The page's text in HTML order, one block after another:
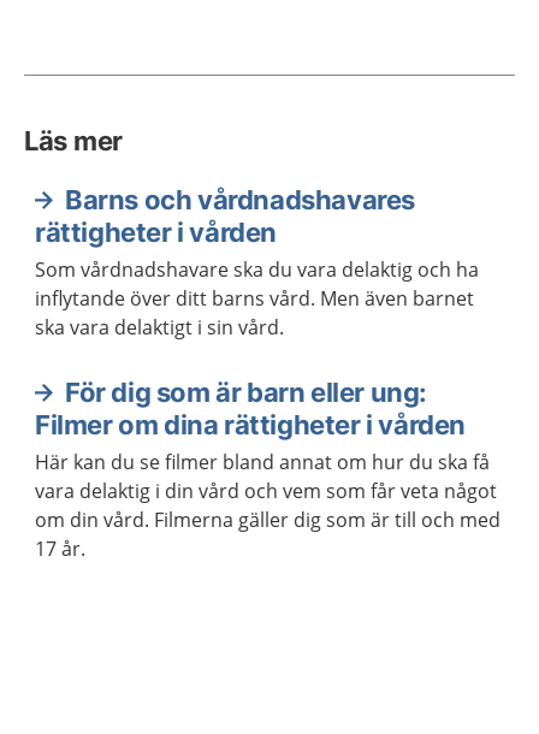
Läs mer
Barns och vårdnadshavares
rättigheter i vården
Som vårdnadshavare ska du vara delaktig och ha
inflytande över ditt barns vård. Men även barnet
ska vara delaktigt i sin vård.
För dig som är barn eller ung:
Filmer om dina rättigheter i vården
Här kan du se filmer bland annat om hur du ska få
vara delaktig i din vård och vem som får veta något
om din vård. Filmerna gäller dig som är till och med
17 år.